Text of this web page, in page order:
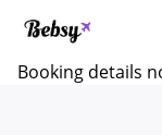
Booking details